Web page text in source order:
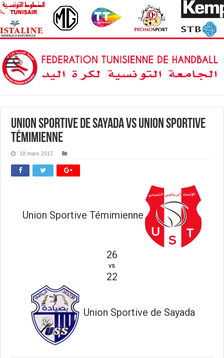
Union Sportive de Sayada vs Union Sportive
Témimienne
18 mars 2017
Union Sportive Témimienne
26
vs
22
Union Sportive de Sayada